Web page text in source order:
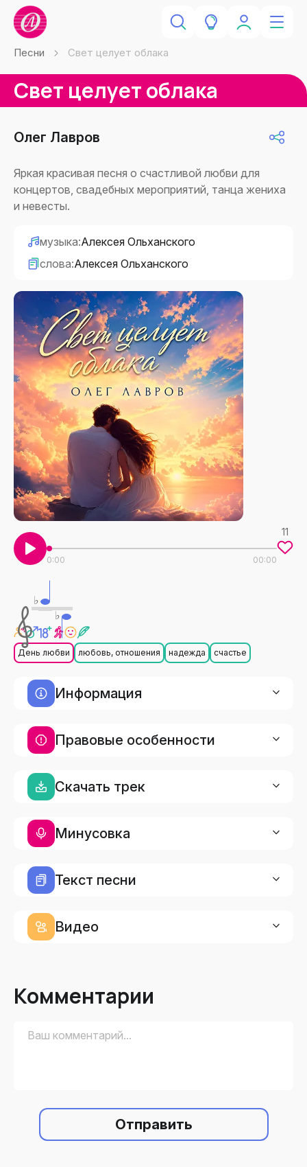
Песни Свет целует облака
Свет целует облака
Олег Лавров
Яркая красивая песня о счастливой любви для
концертов, свадебных мероприятий, танца жениха
и невесты.
музыка:Алексея Ольханского
слова:Алексея Ольханского
0:00 00:00
11
♭
♭
День любви любовь, отношения надежда счастье
Информация
Правовые особенности
Скачать трек
Минусовка
Текст песни
Видео
Комментарии
Отправить